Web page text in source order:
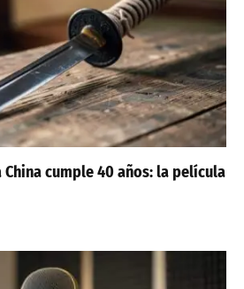
cumple 40 años: la película